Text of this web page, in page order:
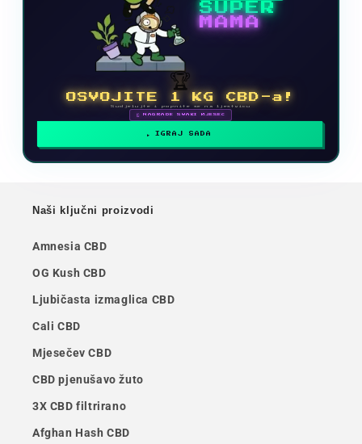
SUPER
MAMA
🏆
OSVOJITE 1 KG CBD-a!
Sudjelujte i popnite se na ljestvicu
🗓 NAGRADE SVAKI MJESEC
IGRAJ SADA
Naši ključni proizvodi
Amnesia CBD
OG Kush CBD
Ljubičasta izmaglica CBD
Cali CBD
Mjesečev CBD
CBD pjenušavo žuto
3X CBD filtrirano
Afghan Hash CBD